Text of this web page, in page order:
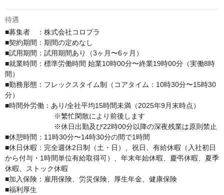
待遇
■募集者　：株式会社コロプラ
■契約期間：期間の定めなし
■試用期間：試用期間あり（3ヶ月〜6ヶ月）
■就業時間：標準労働時間 始業10時00分〜終業19時00分（実働8時
間）
■勤務形態：フレックスタイム制（コアタイム：10時30分〜15時30
分）
■時間外労働：あり/全社平均15時間未満（2025年9月末時点）
※繁忙閑散により前後します
※休日出勤及び22時00分以降の深夜残業は原則禁止
■休憩時間：11時30分〜14時30分の間で1時間
■休日休暇：完全週休2日制（土・日）、祝日、有給休暇（入社初日
から付与・1時間単位有給取得可）、年末年始休暇、慶弔休暇、夏季
休暇、ストック休暇
■加入保険：雇用保険、労災保険、厚生年金、健康保険
■福利厚生